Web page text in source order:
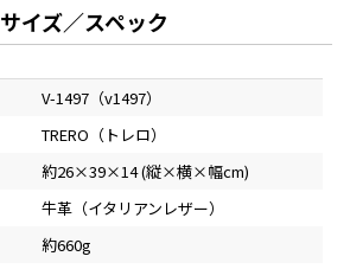
サイズ／スペック
V-1497（v1497）
TRERO（トレロ）
約26×39×14 (縦×横×幅cm)
牛革（イタリアンレザー）
約660g